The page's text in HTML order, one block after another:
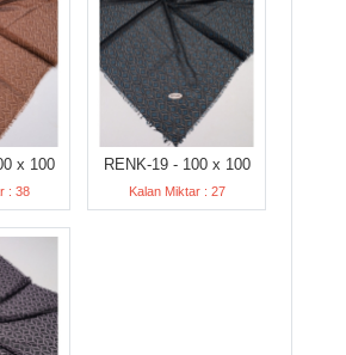
x 100
: 38
RENK-19 - 100 x 100
Kalan Miktar : 27